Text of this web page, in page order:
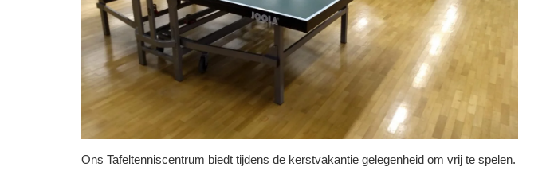
Ons Tafeltenniscentrum biedt tijdens de kerstvakantie gelegenheid om vrij te spelen.